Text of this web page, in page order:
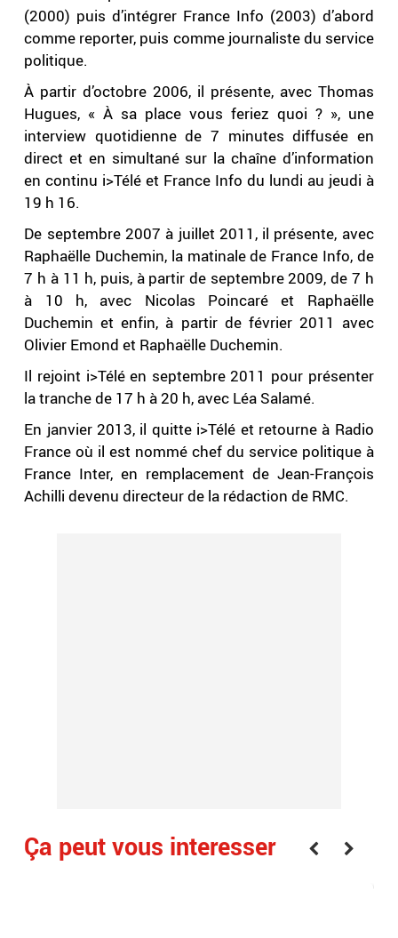
(2000) puis d’intégrer France Info (2003) d’abord
comme reporter, puis comme journaliste du service
politique.
À partir d’octobre 2006, il présente, avec Thomas
Hugues, « À sa place vous feriez quoi ? », une
interview quotidienne de 7 minutes diffusée en
direct et en simultané sur la chaîne d’information
en continu i>Télé et France Info du lundi au jeudi à
19 h 16.
De septembre 2007 à juillet 2011, il présente, avec
Raphaëlle Duchemin, la matinale de France Info, de
7 h à 11 h, puis, à partir de septembre 2009, de 7 h
à 10 h, avec Nicolas Poincaré et Raphaëlle
Duchemin et enfin, à partir de février 2011 avec
Olivier Emond et Raphaëlle Duchemin.
Il rejoint i>Télé en septembre 2011 pour présenter
la tranche de 17 h à 20 h, avec Léa Salamé.
En janvier 2013, il quitte i>Télé et retourne à Radio
France où il est nommé chef du service politique à
France Inter, en remplacement de Jean-François
Achilli devenu directeur de la rédaction de RMC.
Ça peut vous interesser